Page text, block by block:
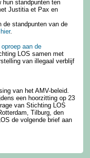
hun standpunten ten
Justitia et Pax en
de standpunten van de
hier.
oproep aan de
LOS samen met
van illegaal verblijf
van het AMV-beleid.
een hoorzitting op 23
van Stichting LOS
Tilburg, den
de volgende brief aan